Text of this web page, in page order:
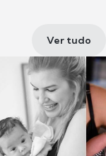
Ver tudo